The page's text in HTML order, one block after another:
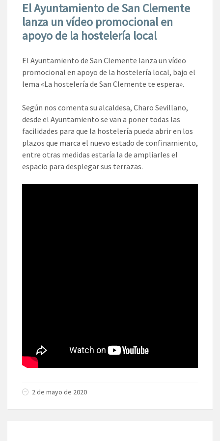
El Ayuntamiento de San Clemente
lanza un vídeo promocional en
apoyo de la hostelería local
El Ayuntamiento de San Clemente lanza un vídeo
promocional en apoyo de la hostelería local, bajo el
lema «La hostelería de San Clemente te espera».
Según nos comenta su alcaldesa, Charo Sevillano,
desde el Ayuntamiento se van a poner todas las
facilidades para que la hostelería pueda abrir en los
plazos que marca el nuevo estado de confinamiento,
entre otras medidas estaría la de ampliarles el
espacio para desplegar sus terrazas.
2 de mayo de 2020